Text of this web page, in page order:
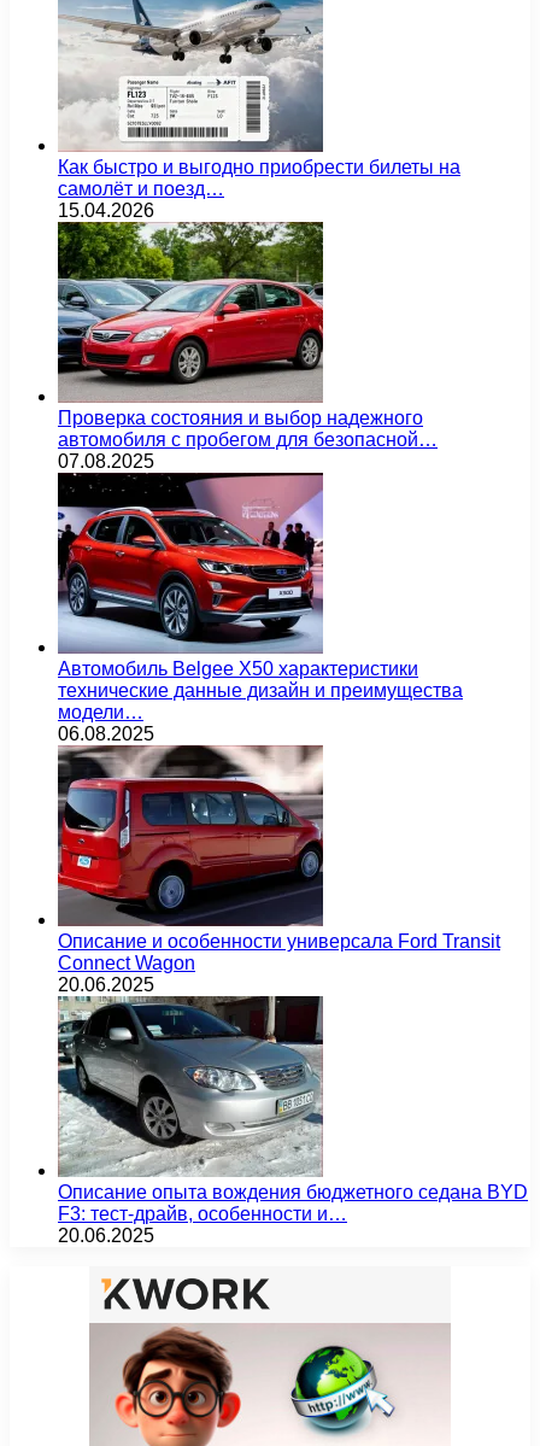
Как быстро и выгодно приобрести билеты на
самолёт и поезд…
15.04.2026
Проверка состояния и выбор надежного
автомобиля с пробегом для безопасной…
07.08.2025
Автомобиль Belgee X50 характеристики
технические данные дизайн и преимущества
модели…
06.08.2025
Описание и особенности универсала Ford Transit
Connect Wagon
20.06.2025
Описание опыта вождения бюджетного седана BYD
F3: тест-драйв, особенности и…
20.06.2025